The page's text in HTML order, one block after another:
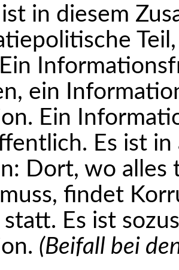
in diesem
ein
Ein
Es ist
Dort, wo
findet
Es ist
(Beifall bei